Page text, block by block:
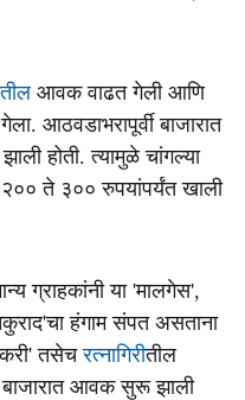
आवक वाढत गेली आणि
आठवडाभरापूर्वी बाजारात
होती. त्यामुळे चांगल्या
२०० ते ३०० रुपयांपर्यंत खाली
ग्राहकांनी या 'मालगेस',
हंगाम संपत असताना
तसेचरत्नागिरीतील
बाजारात आवक सुरू झाली